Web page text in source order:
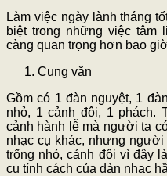
Làm việc ngày lành tháng
biệt trong những việc tâm
càng quan trọng hơn bao
Cung văn
Gồm có 1 đàn nguyệt, 1
nhỏ, 1 cảnh đôi, 1 phách.
cảnh hành lễ mà người ta
nhạc cụ khác, nhưng
trống nhỏ, cảnh đôi vì đây
cụ tính cách của dàn nhạc